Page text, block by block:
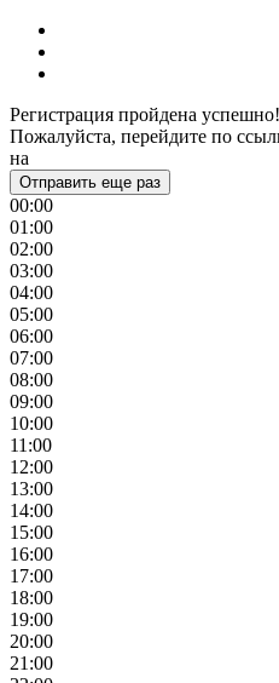
Регистрация пройдена успешно!
Пожалуйста, перейдите по
на
Отправить еще раз
00:00
01:00
02:00
03:00
04:00
05:00
06:00
07:00
08:00
09:00
10:00
11:00
12:00
13:00
14:00
15:00
16:00
17:00
18:00
19:00
20:00
21:00